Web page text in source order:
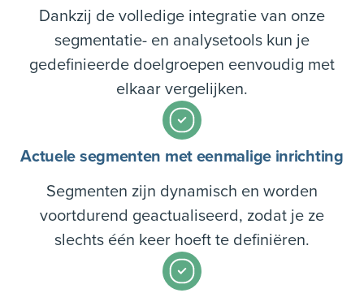
Dankzij de volledige integratie van onze
segmentatie- en analysetools kun je
gedefinieerde doelgroepen eenvoudig met
elkaar vergelijken.
Actuele segmenten met eenmalige inrichting
Segmenten zijn dynamisch en worden
voortdurend geactualiseerd, zodat je ze
slechts één keer hoeft te definiëren.